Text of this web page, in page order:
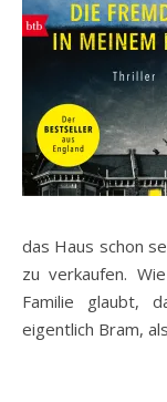
das Haus schon
zu verkaufen.
Familie glaubt,
eigentlich Bram,